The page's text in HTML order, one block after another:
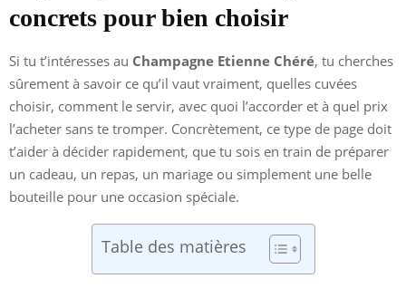
concrets pour bien choisir
Si tu t’intéresses au Champagne Etienne Chéré, tu cherches
sûrement à savoir ce qu’il vaut vraiment, quelles cuvées
choisir, comment le servir, avec quoi l’accorder et à quel prix
l’acheter sans te tromper. Concrètement, ce type de page doit
t’aider à décider rapidement, que tu sois en train de préparer
un cadeau, un repas, un mariage ou simplement une belle
bouteille pour une occasion spéciale.
Table des matières